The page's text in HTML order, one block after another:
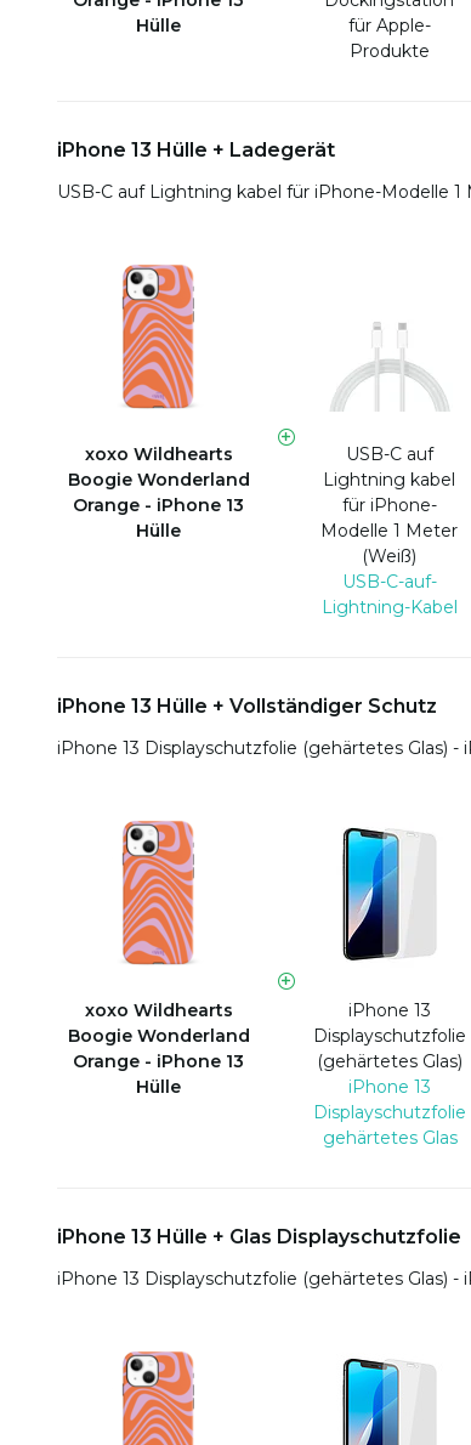
Hülle
für Apple-
Produkte
iPhone 13 Hülle + Ladegerät
USB-C auf Lightning kabel für iPhone-Modelle
xoxo Wildhearts
Boogie Wonderland
Orange - iPhone 13
Hülle
USB-C auf
Lightning kabel
für iPhone-
Modelle 1 Meter
(Weiß)
USB-C-auf-
Lightning-Kabel
iPhone 13 Hülle + Vollständiger Schutz
iPhone 13 Displayschutzfolie (gehärtetes Glas)
xoxo Wildhearts
Boogie Wonderland
Orange - iPhone 13
Hülle
iPhone 13
Displayschutzfolie
(gehärtetes Glas)
iPhone 13
Displayschutzfolie
gehärtetes Glas
iPhone 13 Hülle + Glas Displayschutzfolie
iPhone 13 Displayschutzfolie (gehärtetes Glas)